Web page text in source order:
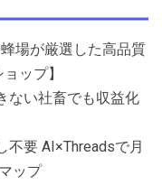
場が厳選した高品質
ップ】
ない社畜でも収益化
不要 AI×Threadsで月
ップ